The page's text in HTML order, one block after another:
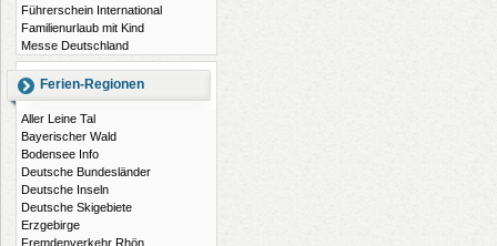
Führerschein International
Familienurlaub mit Kind
Messe Deutschland
Ferien-Regionen
Aller Leine Tal
Bayerischer Wald
Bodensee Info
Deutsche Bundesländer
Deutsche Inseln
Deutsche Skigebiete
Erzgebirge
Fremdenverkehr Rhön